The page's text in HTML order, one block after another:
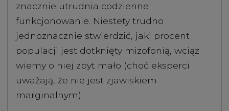
znacznie utrudnia codzienne
funkcjonowanie. Niestety trudno
jednoznacznie stwierdzić, jaki procent
populacji jest dotknięty mizofonią, wciąż
wiemy o niej zbyt mało (choć eksperci
uważają, że nie jest zjawiskiem
marginalnym).